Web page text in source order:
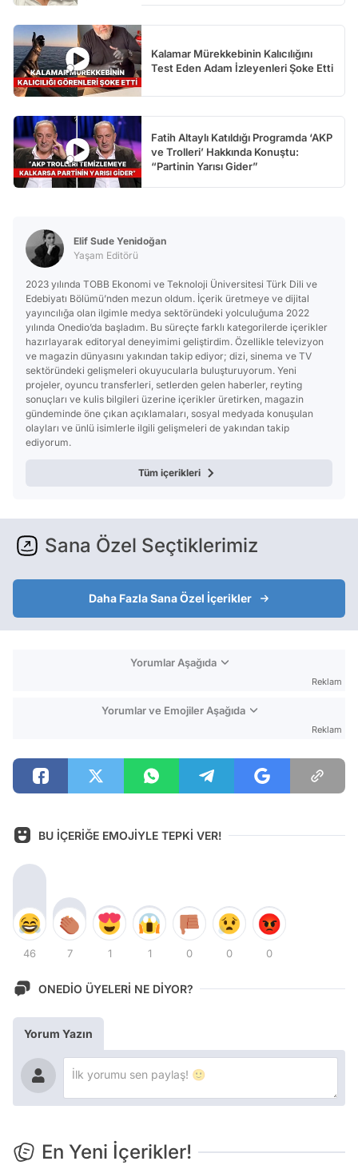
Kalamar Mürekkebinin Kalıcılığını
Test Eden Adam İzleyenleri Şoke Etti
Fatih Altaylı Katıldığı Programda ‘AKP
ve Trolleri’ Hakkında Konuştu:
“Partinin Yarısı Gider”
Elif Sude Yenidoğan
Yaşam Editörü
2023 yılında TOBB Ekonomi ve Teknoloji Üniversitesi Türk Dili ve
Edebiyatı Bölümü’nden mezun oldum. İçerik üretmeye ve dijital
yayıncılığa olan ilgimle medya sektöründeki yolculuğuma 2022
yılında Onedio’da başladım. Bu süreçte farklı kategorilerde içerikler
hazırlayarak editoryal deneyimimi geliştirdim. Özellikle televizyon
ve magazin dünyasını yakından takip ediyor; dizi, sinema ve TV
sektöründeki gelişmeleri okuyucularla buluşturuyorum. Yeni
projeler, oyuncu transferleri, setlerden gelen haberler, reyting
sonuçları ve kulis bilgileri üzerine içerikler üretirken, magazin
gündeminde öne çıkan açıklamaları, sosyal medyada konuşulan
olayları ve ünlü isimlerle ilgili gelişmeleri de yakından takip
ediyorum.
Tüm içerikleri
Sana Özel Seçtiklerimiz
Daha Fazla Sana Özel İçerikler
Yorumlar Aşağıda
Reklam
Yorumlar ve Emojiler Aşağıda
Reklam
BU İÇERİĞE EMOJİYLE TEPKİ VER!
46 7 1 1 0 0 0
ONEDİO ÜYELERİ NE DİYOR?
Yorum Yazın
En Yeni İçerikler!